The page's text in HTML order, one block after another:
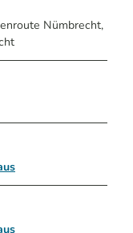
Nümbrecht,